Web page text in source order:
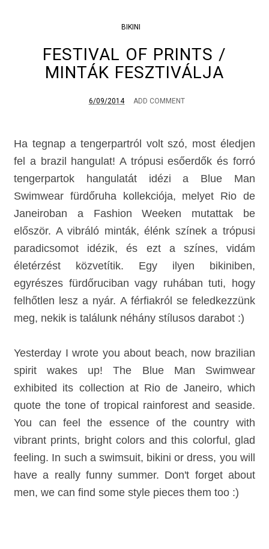
BIKINI
FESTIVAL OF PRINTS /
MINTÁK FESZTIVÁLJA
6/09/2014 ADD COMMENT
Ha tegnap a tengerpartról volt szó, most éledjen
fel a brazil hangulat! A trópusi esőerdők és forró
tengerpartok hangulatát idézi a Blue Man
Swimwear fürdőruha kollekciója, melyet Rio de
Janeiroban a Fashion Weeken mutattak be
először. A vibráló minták, élénk színek a trópusi
paradicsomot idézik, és ezt a színes, vidám
életérzést közvetítik. Egy ilyen bikiniben,
egyrészes fürdőruciban vagy ruhában tuti, hogy
felhőtlen lesz a nyár. A férfiakról se feledkezzünk
meg, nekik is találunk néhány stílusos darabot :)
Yesterday I wrote you about beach, now brazilian
spirit wakes up! The Blue Man Swimwear
exhibited its collection at Rio de Janeiro, which
quote the tone of tropical rainforest and seaside.
You can feel the essence of the country with
vibrant prints, bright colors and this colorful, glad
feeling. In such a swimsuit, bikini or dress, you will
have a really funny summer. Don't forget about
men, we can find some style pieces them too :)